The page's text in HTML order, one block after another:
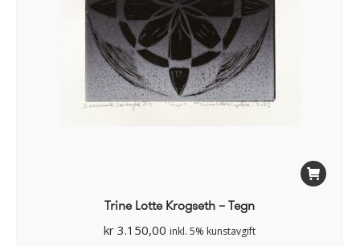
Trine Lotte Krogseth – Tegn
kr 3.150,00 inkl. 5% kunstavgift